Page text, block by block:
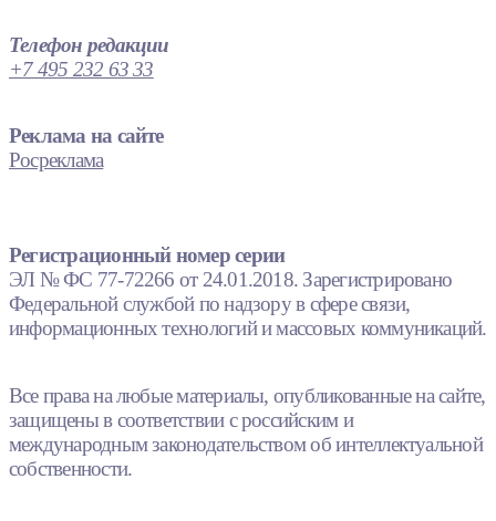
Телефон редакции
+7 495 232 63 33
Реклама на сайте
Росреклама
Регистрационный номер серии
ЭЛ № ФС 77-72266 от 24.01.2018. Зарегистрировано
Федеральной службой по надзору в сфере связи,
информационных технологий и массовых коммуникаций.
Все права на любые материалы, опубликованные на сайте,
защищены в соответствии с российским и
международным законодательством об интеллектуальной
собственности.